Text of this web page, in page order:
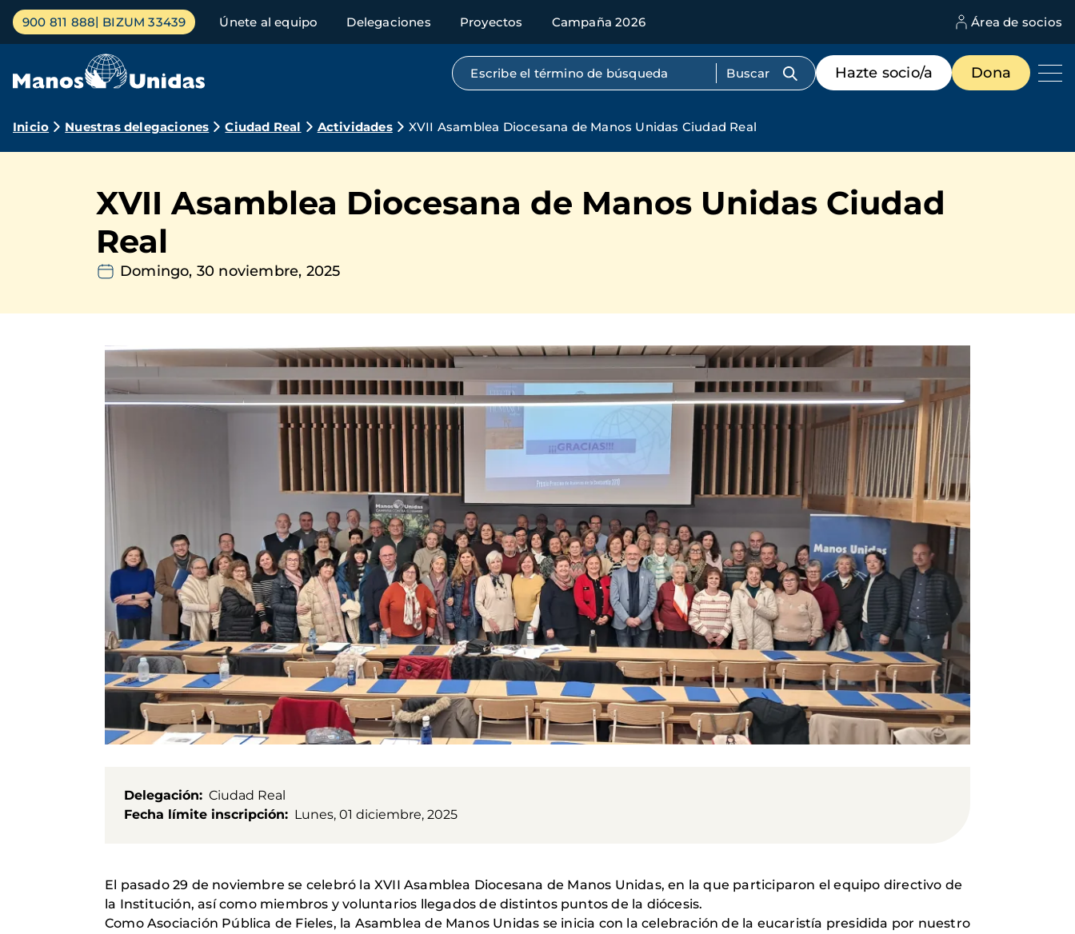
Pasar
contenido
Menú
principal
900 811 888 BIZUM 33439 Únete al equipo Delegaciones Proyectos Campaña 2026 Área de socios
Búsqueda por texto completo
Menú
de
destacados
Hazte socio/a Dona
Ruta
navegación
Inicio Nuestras delegaciones Ciudad Real Actividades XVII Asamblea Diocesana de Manos Unidas Ciudad Real
XVII Asamblea Diocesana de Manos Unidas Ciudad
Real
Domingo, 30 noviembre, 2025
Delegación
Ciudad Real
Fecha límite inscripción
Lunes, 01 diciembre, 2025
El pasado 29 de noviembre se celebró la XVII Asamblea Diocesana de Manos Unidas, en la que participaron el equipo directivo de
la Institución, así como miembros y voluntarios llegados de distintos puntos de la diócesis.
Como Asociación Pública de Fieles, la Asamblea de Manos Unidas se inicia con la celebración de la eucaristía presidida por nuestro